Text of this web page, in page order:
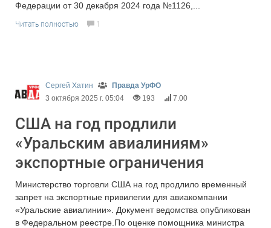
Федерации от 30 декабря 2024 года №1126,...
Читать полностью 1
Сергей Хатин
Правда УрФО
3 октября 2025 г. 05:04
193 7.00
США на год продлили
«Уральским авиалиниям»
экспортные ограничения
Министерство торговли США на год продлило временный
запрет на экспортные привилегии для авиакомпании
«Уральские авиалинии». Документ ведомства опубликован
в Федеральном реестре.По оценке помощника министра